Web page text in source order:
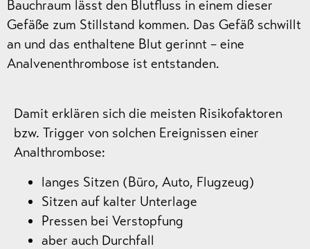
Bauchraum lässt den Blutfluss in einem dieser
Gefäße zum Stillstand kommen. Das Gefäß schwillt
an und das enthaltene Blut gerinnt – eine
Analvenenthrombose ist entstanden.
Damit erklären sich die meisten Risikofaktoren
bzw. Trigger von solchen Ereignissen einer
Analthrombose:
langes Sitzen (Büro, Auto, Flugzeug)
Sitzen auf kalter Unterlage
Pressen bei Verstopfung
aber auch Durchfall